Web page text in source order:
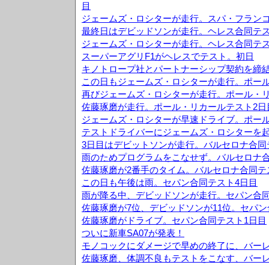
目
ジェームズ・ロシターが走行。スパ・フラン
最終日はデビッドソンが走行。ヘレス合同テ
ジェームズ・ロシターが走行。ヘレス合同テ
スーパーアグリF1がヘレスでテスト。初日
キノトロープ社とパートナーシップ契約を締
この日もジェームズ・ロシターが走行。ポー
再びジェームズ・ロシターが走行。ポール・
佐藤琢磨が走行。ポール・リカールテスト2日
ジェームズ・ロシターが早速ドライブ。ポー
テストドライバーにジェームズ・ロシターを
3日目はデビットソンが走行。バルセロナ合
雨のためプログラムをこなせず。バルセロナ
佐藤琢磨が2番手のタイム。バルセロナ合同テ
この日も午後は雨。セパン合同テスト4日目
雨が降る中、デビッドソンが走行。セパン合
佐藤琢磨が7位、デビッドソンが11位。セパ
佐藤琢磨がドライブ。セパン合同テスト1日目
ついに新車SA07が発表！
モノコックにダメージで早めの終了に、バー
佐藤琢磨、体調不良もテストをこなす、バー